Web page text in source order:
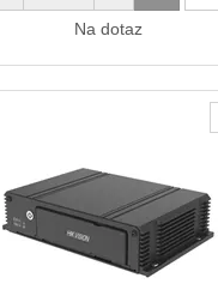
Na dotaz